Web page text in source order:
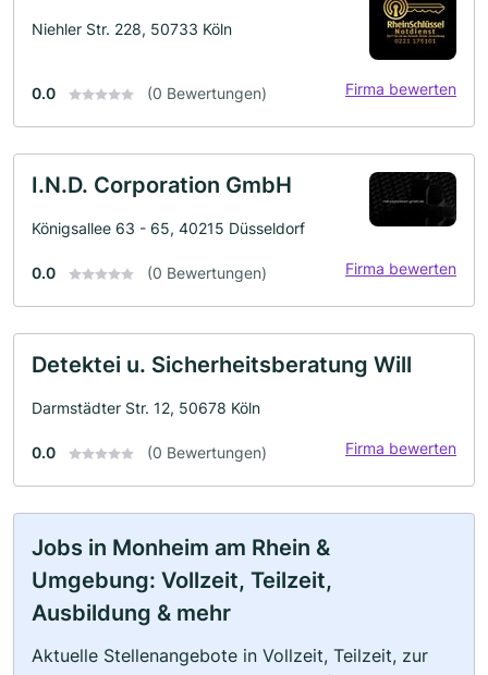
Niehler Str. 228, 50733 Köln
0.0 (0 Bewertungen) Firma bewerten
I.N.D. Corporation GmbH
Königsallee 63 - 65, 40215 Düsseldorf
0.0 (0 Bewertungen) Firma bewerten
Detektei u. Sicherheitsberatung Will
Darmstädter Str. 12, 50678 Köln
0.0 (0 Bewertungen) Firma bewerten
Jobs in Monheim am Rhein &
Umgebung: Vollzeit, Teilzeit,
Ausbildung & mehr
Aktuelle Stellenangebote in Vollzeit, Teilzeit, zur